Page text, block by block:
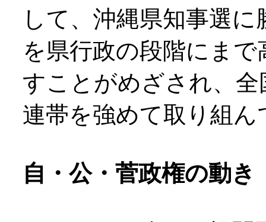
して、沖縄県知事選
を県行政の段階にま
すことがめざされ、
連帯を強めて取り組ん
自・公・菅政権の動き